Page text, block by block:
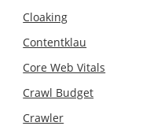
Cloaking
Contentklau
Core Web Vitals
Crawl Budget
Crawler